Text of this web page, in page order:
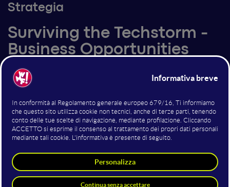
Strategia
Surviving the Techstorm -
Business Opportunities
Beyond the Tech Hype
business and society today. Often people bring up
digitization, but when it comes to the question of
”disruption” (an extremely worn-out expression btw),
digital is only the warm-up! True transformation will
come from a combination of digital innovations,
advances in nanotechnology and new materials, a
deeper understanding of the human brain and the